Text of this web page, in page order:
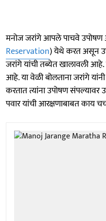
मनोज जरांगे आपले पाचवे उपोषण
Reservation) येथे करत असून
जरांगे यांची तब्येत खालावली आहे.
आहे. या वेळी बोलताना जरांगे
करतात त्यांना उपोषण संपल्यावर
पवार यांची आरक्षणाबाबत काय